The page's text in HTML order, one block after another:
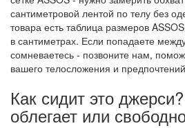
сантиметровой лентой по телу без
товара есть таблица размеров
в сантиметрах. Если попадаете
сомневаетесь - позвоните нам,
вашего телосложения и
Как сидит это
облегает или